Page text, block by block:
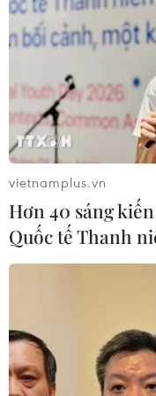
dạt vào bờ hoặc chết
Dương.
Thị trường cá
vietnamplus.vn
Hơn 40 sáng
Quốc tế Thanh